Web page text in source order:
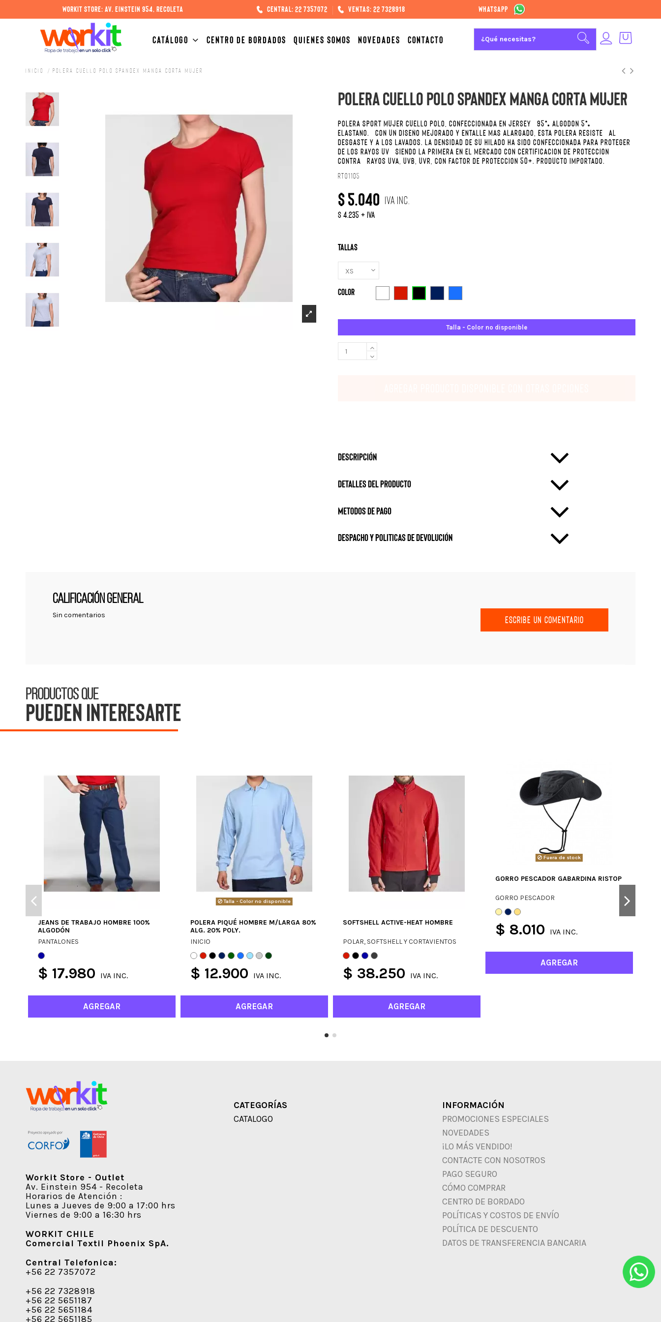
WORKIT STORE: AV. EINSTEIN 954, RECOLETA Central: 22 7357072 Ventas: 22 7328918 whatsapp
CATÁLOGO CENTRO DE BORDADOS QUIENES SOMOS NOVEDADES CONTACTO
Inicio Polera cuello polo Spandex manga Corta Mujer
Polera cuello polo Spandex manga Corta Mujer
POLERA SPORT MUJER CUELLO POLO, CONFECCIONADA EN JERSEY 95% ALGODÓN 5%
ELASTANO. CON UN DISEÑO MEJORADO Y ENTALLE MAS ALARGADO, ESTA POLERA RESISTE AL
DESGASTE Y A LOS LAVADOS. LA DENSIDAD DE SU HILADO HA SIDO CONFECCIONADA PARA PROTEGER
DE LOS RAYOS UV SIENDO LA PRIMERA EN EL MERCADO CON CERTIFICACIÓN DE PROTECCIÓN
CONTRA RAYOS UVA, UVB, UVR, CON FACTOR DE PROTECCIÓN 50+. PRODUCTO IMPORTADO.
RT01105
$ 5.040 IVA Inc.
$ 4.235 + IVA
Tallas
Color
Talla - Color no disponible
Descripción
Detalles del producto
metodos de pago
Despacho y politicas de devolución
CALIFICACIÓN GENERAL
Sin comentarios ESCRIBE UN COMENTARIO
Productos que
pueden interesarte
JEANS DE TRABAJO HOMBRE 100%
ALGODÓN
PANTALONES
$ 17.980 IVA INC.
AGREGAR
Talla - Color no disponible
POLERA PIQUÉ HOMBRE M/LARGA 80%
ALG. 20% POLY.
INICIO
$ 12.900 IVA INC.
AGREGAR
SOFTSHELL ACTIVE-HEAT HOMBRE
POLAR, SOFTSHELL Y CORTAVIENTOS
$ 38.250 IVA INC.
AGREGAR
Fuera de stock
GORRO PESCADOR GABARDINA RISTOP
GORRO PESCADOR
$ 8.010 IVA INC.
AGREGAR
Workit Store - Outlet
Av. Einstein 954 - Recoleta
Horarios de Atención :
Lunes a Jueves de 9:00 a 17:00 hrs
Viernes de 9:00 a 16:30 hrs
WORKIT CHILE
Comercial Textil Phoenix SpA.
Central Telefonica:
+56 22 7357072
+56 22 7328918
+56 22 5651187
+56 22 5651184
+56 22 5651185
CATEGORÍAS
CATALOGO
INFORMACIÓN
PROMOCIONES ESPECIALES
NOVEDADES
¡LO MÁS VENDIDO!
CONTACTE CON NOSOTROS
PAGO SEGURO
CÓMO COMPRAR
CENTRO DE BORDADO
POLÍTICAS Y COSTOS DE ENVÍO
POLÍTICA DE DESCUENTO
DATOS DE TRANSFERENCIA BANCARIA